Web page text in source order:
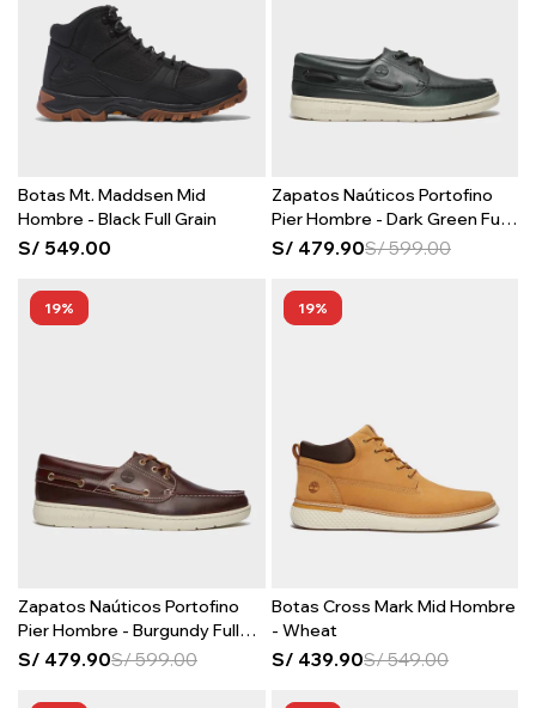
Botas Mt. Maddsen Mid
Hombre - Black Full Grain
S/ 549.00
Zapatos Naúticos Portofino
Pier Hombre - Dark Green Full
Grain
S/ 479.90S/599.00
19
Zapatos Naúticos Portofino
Pier Hombre - Burgundy Full
Grain
S/ 479.90S/599.00
19
Botas Cross Mark Mid Hombre
- Wheat
S/ 439.90S/549.00